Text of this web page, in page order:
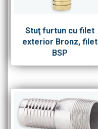
Stuţ furtun cu filet
exterior Bronz, filet
BSP